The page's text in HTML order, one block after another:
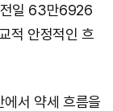
일 63만6926
적 안정적인 흐
서 약세 흐름을